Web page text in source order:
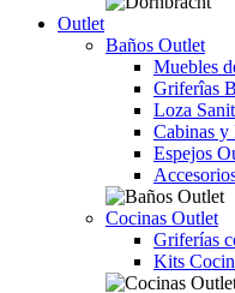
Outlet
Baños Outlet
Muebles
Griferîas
Loza
Cabinas y
Espejos
Cocinas Outlet
Griferías
Kits